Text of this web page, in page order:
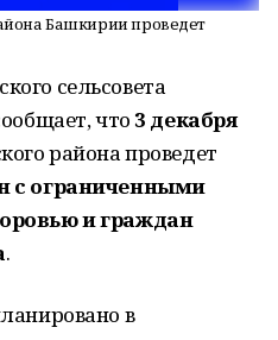
Башкирии проведет
сельсовета
что 3 декабря
района проведет
с ограниченными
и граждан
.
в